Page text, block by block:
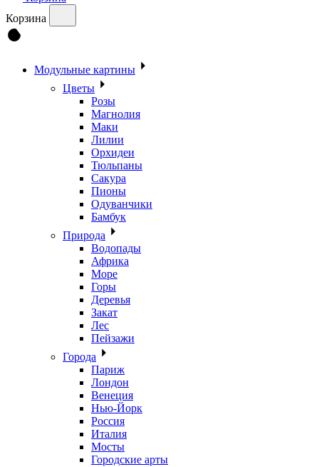
Корзина
Модульные картины
Цветы
Розы
Магнолия
Маки
Лилии
Орхидеи
Тюльпаны
Сакура
Пионы
Одуванчики
Бамбук
Природа
Водопады
Африка
Море
Горы
Деревья
Закат
Лес
Пейзажи
Города
Париж
Лондон
Венеция
Нью-Йорк
Россия
Италия
Мосты
Городские арты